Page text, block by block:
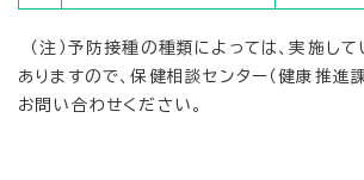
（注）予防接種の種類によっては、実施し
ありますので、保健相談センター（健康推進
お問い合わせください。